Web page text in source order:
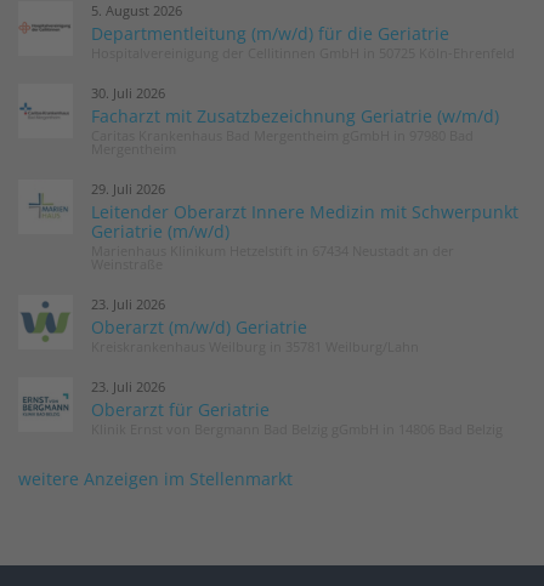
5. August 2026
Departmentleitung (m/w/d) für die Geriatrie
30. Juli 2026
Facharzt mit Zusatzbezeichnung Geriatrie (w/m/d)
29. Juli 2026
Leitender Oberarzt Innere Medizin mit Schwerpunkt
Geriatrie (m/w/d)
23. Juli 2026
Oberarzt (m/w/d) Geriatrie
23. Juli 2026
Oberarzt für Geriatrie
weitere Anzeigen im Stellenmarkt